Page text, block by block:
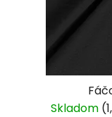
Skladom